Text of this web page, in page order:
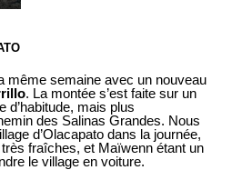
même semaine avec un nouveau
. La montée s’est faite sur un
d’habitude, mais plus
des Salinas Grandes. Nous
d’Olacapato dans la journée,
fraîches, et Maïwenn étant un
le village en voiture.